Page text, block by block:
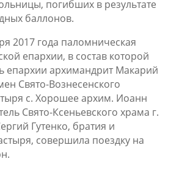
погибших в результате
баллонов.
2017 года паломническая
епархии, в состав которой
епархии архимандрит Макарий
Свято-Вознесенского
с. Хорошее архим. Иоанн
Свято-Ксеньевского храма г.
Гутенко, братия и
совершила поездку на